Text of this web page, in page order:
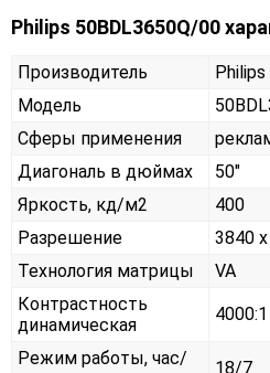
Philips 50BDL3650Q/00
Производитель
Philips
Модель
Сферы применения
Диагональ в дюймах
50"
Яркость, кд/м2
400
Разрешение
3840
Технология матрицы
VA
Контрастность
динамическая
4000:1
Режим работы, час/
18/7